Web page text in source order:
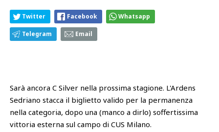
Twitter Facebook Whatsapp
Telegram Email
Sarà ancora C Silver nella prossima stagione. L'Ardens
Sedriano stacca il biglietto valido per la permanenza
nella categoria, dopo una (manco a dirlo) soffertissima
vittoria esterna sul campo di CUS Milano.